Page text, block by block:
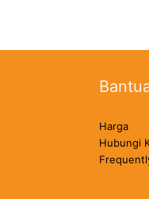
Harga
Hubungi